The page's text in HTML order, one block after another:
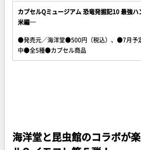
カプセルQミュージアム 恐竜発掘記10 最強
米編─
●発売元／海洋堂●500円（税込）、●7月
中●全5種●カプセル商品
海洋堂と昆虫館のコラボが